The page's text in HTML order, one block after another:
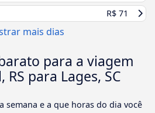
R$ 71
mais dias
para a viagem
RS para Lages, SC
semana e a que horas do dia você